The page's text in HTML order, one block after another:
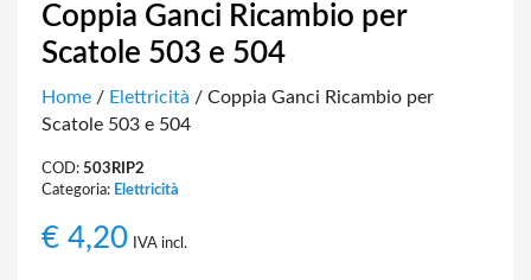
Coppia Ganci Ricambio per
Scatole 503 e 504
Home / Elettricità / Coppia Ganci Ricambio per
Scatole 503 e 504
COD: 503RIP2
Categoria: Elettricità
€ 4,20 IVA incl.